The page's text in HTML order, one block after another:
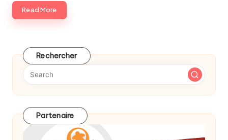
Read More
Rechercher
Partenaire